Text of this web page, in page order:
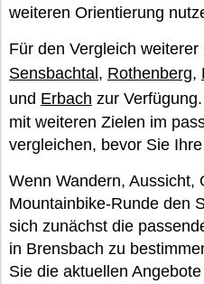
weiteren Orientierung
Für den Vergleich
Sensbachtal , Rothenberg,
und Erbach zur
mit weiteren Zielen im
vergleichen, bevor Sie
Wenn Wandern, Aussicht,
Mountainbike-Runde den
sich zunächst die
in Brensbach zu
Sie die aktuellen